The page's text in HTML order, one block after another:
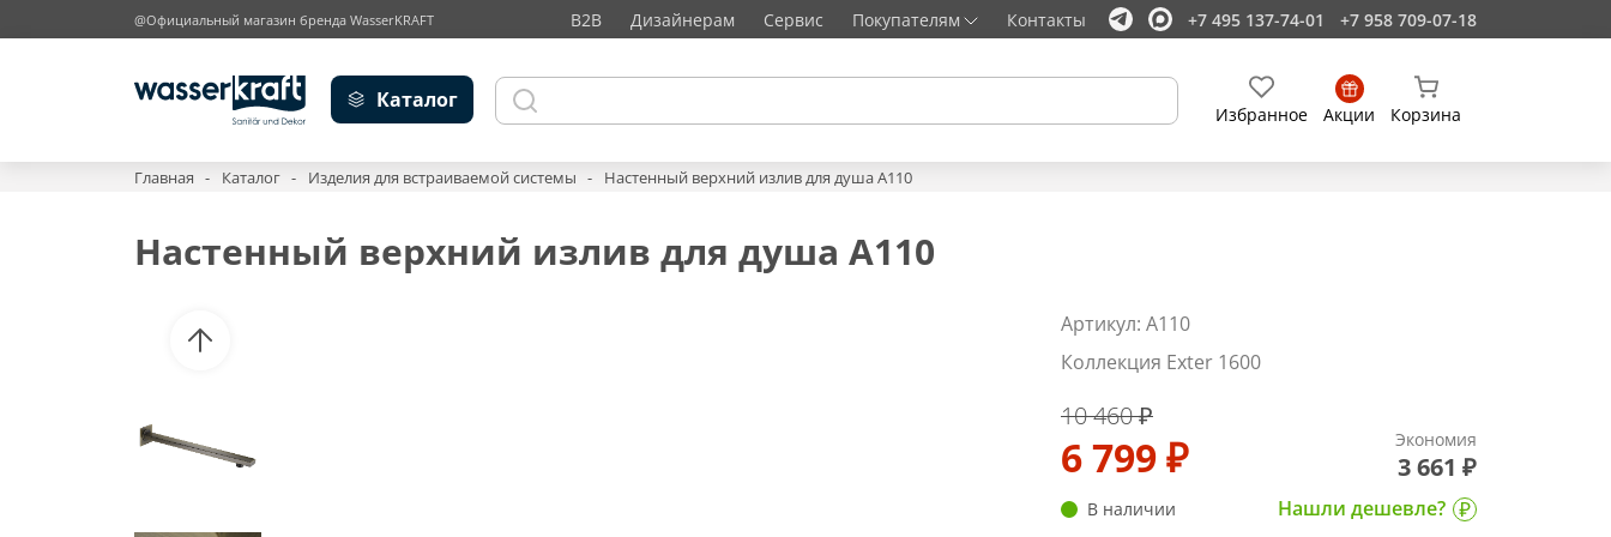
@Официальный магазин бренда WasserKRAFT B2B Дизайнерам Сервис Покупателям Контакты +7 495 137-74-01 +7 958 709-07-18
Каталог
Избранное Акции Корзина
Главная Каталог Изделия для встраиваемой системы Настенный верхний излив для душа A110
Настенный верхний излив для душа A110
Артикул: A110
Коллекция Exter 1600
10 460 ₽
6 799 ₽ Экономия
3 661 ₽
В наличии Нашли дешевле?